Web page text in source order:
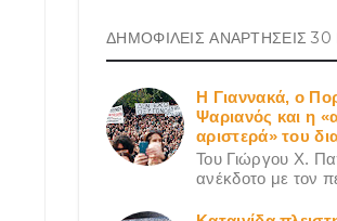
ΔΗΜΟΦΙΛΕΙΣ ΑΝΑΡΤΗΣΕΙΣ
Η Γιαννακά, ο
Ψαριανός και η
αριστερά» του
Του Γιώργου X.
ανέκδοτο με τον